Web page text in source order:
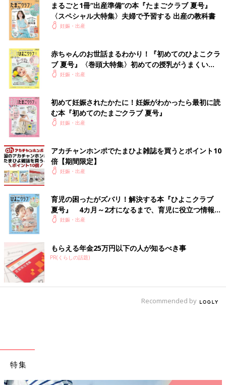
ジ」など、重視したいポイントごとに詳しく解説。さらに、豊富
な名前の実例も掲載し、名づけに必要な情報をこの一冊に凝縮し
た最新版です。
さらに、大好評の1年間使い放題の「web鑑定サービス」のログ
インID付き。
あなたの姓に合う運勢のよい名前を、1年間何度でも検索でき、
名前の鑑定も可能です。
※web鑑定サービスは、パソコン・スマートフォン・タブレット
からご利用いただけます。
楽天市場で購入する（送料無料）
関連：赤ちゃんの名前ランキング
関連：男の子の赤ちゃんの名前ランキング100 [赤ちゃんの名づ
け・命名]
関連：女の子の赤ちゃんの名前ランキング100 [赤ちゃんの名づ
まるごと1冊“出産準備”の本『たまごクラブ 夏号』
〈スペシャル大特集〉夫婦で予習する 出産の教科書
妊娠・出産
赤ちゃんのお世話まるわかり！『初めてのひよこクラ
ブ 夏号』〈巻頭大特集〉初めての授乳がうまくい
く！ おっぱい・ミルクの基本と夏のトラブル 解決テ
妊娠・出産
初めて妊娠されたかたに！妊娠がわかったら最初に読
む本『初めてのたまごクラブ 夏号』
妊娠・出産
アカチャンホンポでたまひよ雑誌を買うとポイント10
倍【期間限定】
妊娠・出産
育児の困ったがズバリ！解決する本『ひよこクラブ
夏号』 4カ月～2才になるまで、育児に役立つ情報が
いっぱい！
妊娠・出産
もらえる年金25万円以下の人が知るべき事
PR(くらしの話題)
Recommended by
特集